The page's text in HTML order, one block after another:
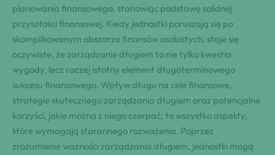
planowania finansowego, stanowiąc podstawę solidnej
przyszłości finansowej. Kiedy jednostki poruszają się po
skomplikowanym obszarze finansów osobistych, staje się
oczywiste, że zarządzanie długiem to nie tylko kwestia
wygody, lecz raczej istotny element długoterminowego
sukcesu finansowego. Wpływ długu na cele finansowe,
strategie skutecznego zarządzania długiem oraz potencjalne
korzyści, jakie można z niego czerpać, to wszystko aspekty,
które wymagają starannego rozważenia. Poprzez
zrozumienie ważności zarządzania długiem, jednostki mogą